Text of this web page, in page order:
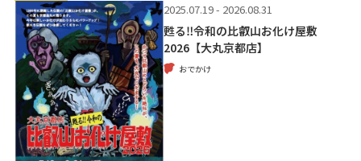
2025.07.19 - 2026.08.31
甦る‼令和の比叡山お化け屋敷
2026【大丸京都店】
おでかけ